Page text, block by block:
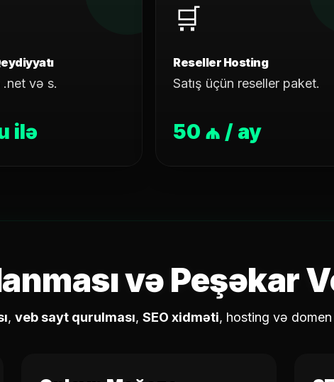
və s.
ilə
🛒
Reseller Hosting
Satış üçün reseller paket.
50 ₼ / ay
və Peşəkar
, veb sayt qurulması, SEO xidməti, hosting və